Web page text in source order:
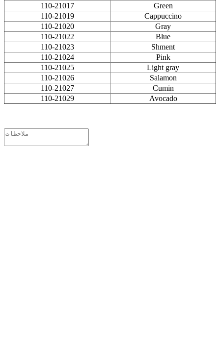
110-21017
Green
110-21019
Cappuccino
110-21020
Gray
110-21022
Blue
110-21023
Shment
110-21024
Pink
110-21025
Light gray
110-21026
Salamon
110-21027
Cumin
110-21029
Avocado